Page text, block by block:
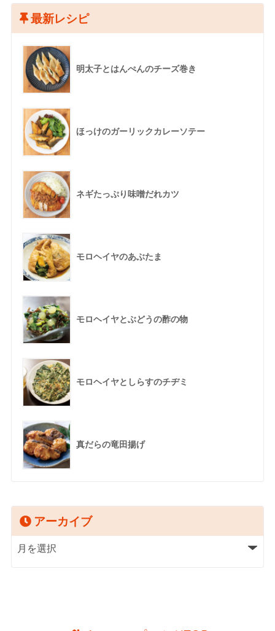
最新レシピ
明太子とはんぺんのチーズ巻き
ほっけのガーリックカレーソテー
ネギたっぷり味噌だれカツ
モロヘイヤのあぶたま
モロヘイヤとぶどうの酢の物
モロヘイヤとしらすのチヂミ
真だらの竜田揚げ
アーカイブ